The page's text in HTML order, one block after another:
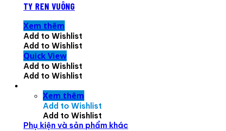
TY REN VUÔNG
Xem thêm
Add to Wishlist
Add to Wishlist
Quick View
Add to Wishlist
Add to Wishlist
Xem thêm
Add to Wishlist
Add to Wishlist
Phụ kiện và sản phẩm khác